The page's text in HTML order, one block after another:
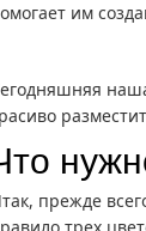
им
прежде